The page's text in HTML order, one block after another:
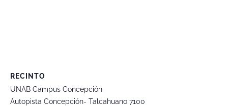
RECINTO
UNAB Campus Concepción
Autopista Concepción- Talcahuano 7100